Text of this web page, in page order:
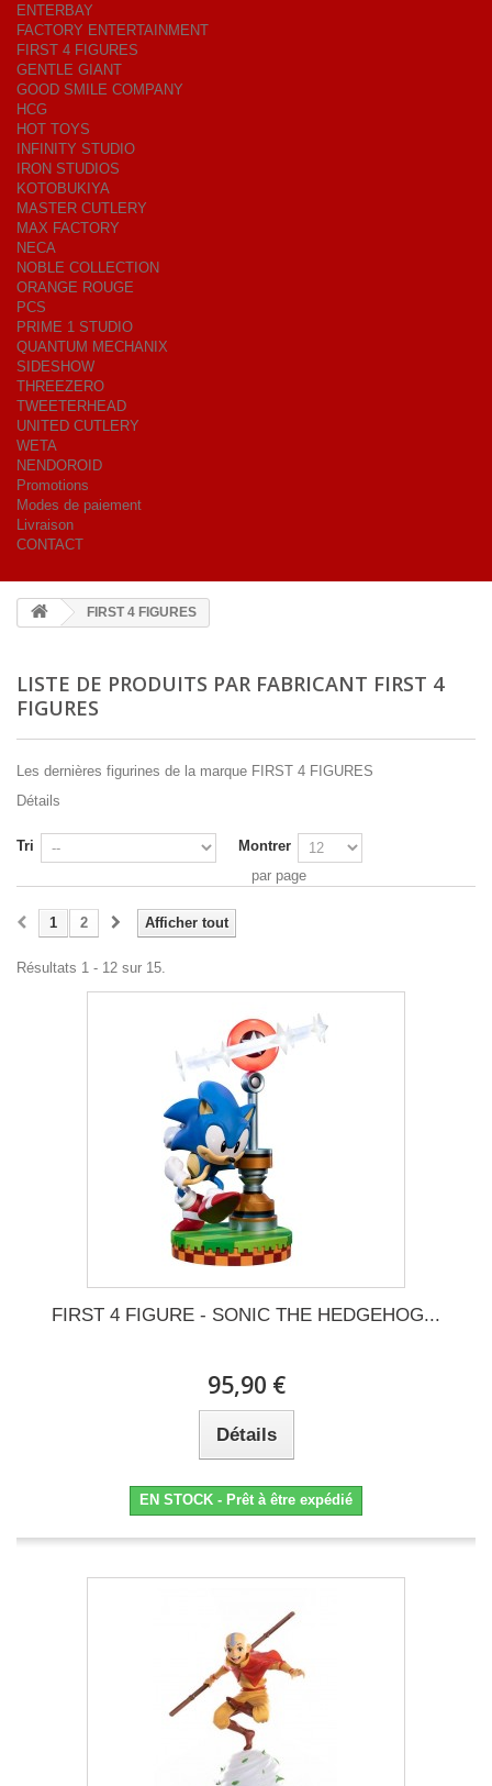
ENTERBAY
FACTORY ENTERTAINMENT
FIRST 4 FIGURES
GENTLE GIANT
GOOD SMILE COMPANY
HCG
HOT TOYS
INFINITY STUDIO
IRON STUDIOS
KOTOBUKIYA
MASTER CUTLERY
MAX FACTORY
NECA
NOBLE COLLECTION
ORANGE ROUGE
PCS
PRIME 1 STUDIO
QUANTUM MECHANIX
SIDESHOW
THREEZERO
TWEETERHEAD
UNITED CUTLERY
WETA
NENDOROID
Promotions
Modes de paiement
Livraison
CONTACT
FIRST 4 FIGURES
LISTE DE PRODUITS PAR FABRICANT FIRST 4
FIGURES
Les dernières figurines de la marque FIRST 4 FIGURES
Détails
Tri
Montrer
par page
Afficher tout
1 2
Résultats 1 - 12 sur 15.
FIRST 4 FIGURE - SONIC THE HEDGEHOG...
95,90 €
Détails
EN STOCK - Prêt à être expédié